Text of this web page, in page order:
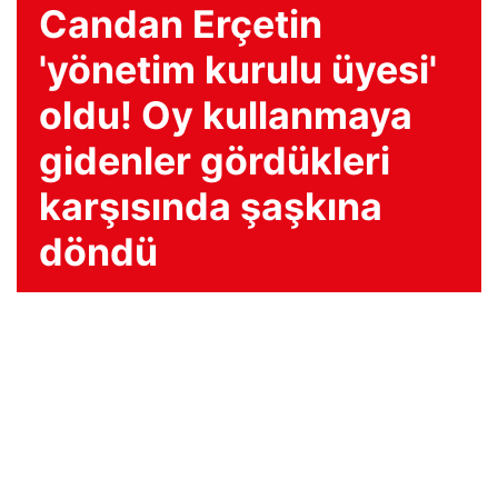
Candan Erçetin
'yönetim kurulu üyesi'
oldu! Oy kullanmaya
gidenler gördükleri
karşısında şaşkına
döndü